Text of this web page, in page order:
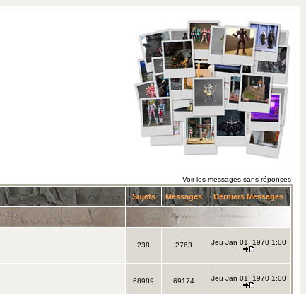
Voir les messages sans réponses
Sujets Messages Derniers Messages
238 2763 Jeu Jan 01, 1970 1:00
68989 69174 Jeu Jan 01, 1970 1:00